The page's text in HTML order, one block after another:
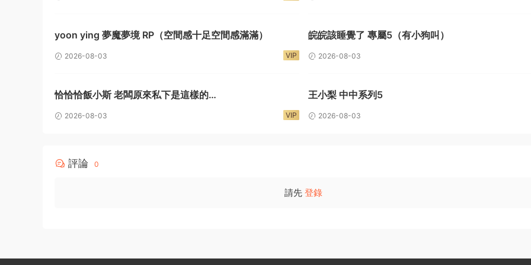
yoon ying 夢魔夢境 RP（空間感十足空間感滿滿）
2026-08-03 VIP
皖皖該睡覺了 專屬5（有小狗叫）
2026-08-03
恰恰恰飯小斯 老闆原來私下是這樣的…
2026-08-03 VIP
王小梨 中中系列5
2026-08-03
評論 0
請先 登錄